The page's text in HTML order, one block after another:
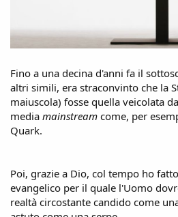
Fino a una decina d'anni fa il
altri simili, era straconvinto che la
maiuscola) fosse quella veicolata
media mainstream come, per
Quark.
Poi, grazie a Dio, col tempo ho
evangelico per il quale l'Uomo
realtà circostante candido come